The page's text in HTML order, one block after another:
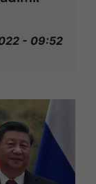
- 09:52